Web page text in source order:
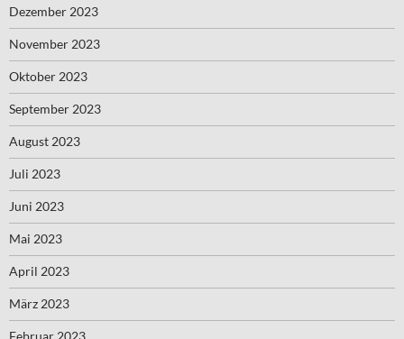
Dezember 2023
November 2023
Oktober 2023
September 2023
August 2023
Juli 2023
Juni 2023
Mai 2023
April 2023
März 2023
Februar 2023